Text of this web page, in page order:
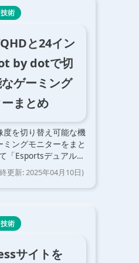
技術
と24イン
by dotで切
ゲーミング
まとめ
度を切り替え可能な機
ングモニターをまと
「Esportsデュアルモ
イズエミュレート」だ
るのでこの記事に集約
にもあるよという情
更新:2025年04月10日)
技術
サイトを